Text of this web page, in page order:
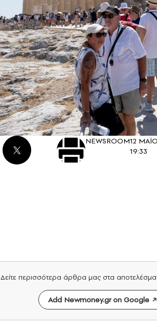
NEWSROOM12
19:33
Δείτε περισσότερα άρθρα μας στα
Add Newmoney.gr on Google